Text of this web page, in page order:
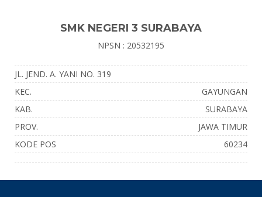
SMK NEGERI 3 SURABAYA
NPSN : 20532195
JL. JEND. A. YANI NO. 319
KEC.
GAYUNGAN
KAB.
SURABAYA
PROV.
JAWA TIMUR
KODE POS
60234